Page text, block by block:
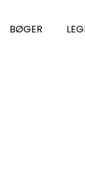
BØGER